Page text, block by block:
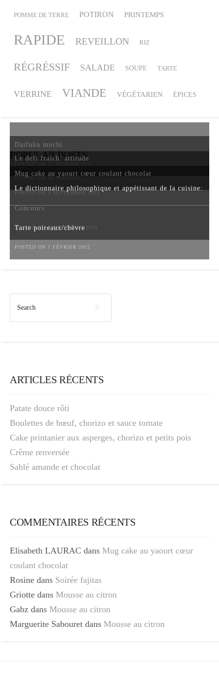
POMME DE TERRE POTIRON PRINTEMPS
RAPIDE REVEILLON RIZ
RÉGRÉSSIF SALADE SOUPE TARTE
VERRINE VIANDE VÉGÉTARIEN ÉPICES
POPULAR POSTS
Daifuku mochi
Le defi fraîch’ attitude
POSTED ON 18 MAI 2012
Mug cake au yaourt cœur coulant chocolat
POSTED ON 5 SEPTEMBRE 2013
Le dictionnaire philosophique et appétissant de la cuisine:
Concours
POSTED ON 6 NOVEMBRE 2012
Tarte poireaux/chèvre
POSTED ON 1 FÉVRIER 2012
ARTICLES RÉCENTS
Patate douce rôti
Boulettes de bœuf, chorizo et sauce tomate
Cake printanier aux asperges, chorizo et petits pois
Crême renversée
Sablé amande et chocolat
COMMENTAIRES RÉCENTS
Elisabeth LAURAC dans Mug cake au yaourt cœur
coulant chocolat
Rosine dans Soirée fajitas
Griotte dans Mousse au citron
Gabz dans Mousse au citron
Marguerite Sabouret dans Mousse au citron